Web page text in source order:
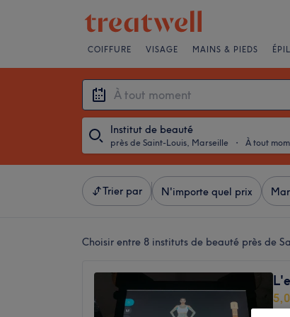
COIFFURE VISAGE MAINS & PIEDS
Institut de beauté
près de Saint-Louis, Marseille ・ À tout
Trier par N'importe quel prix
Choisir entre 8 instituts de beauté près de
5,0